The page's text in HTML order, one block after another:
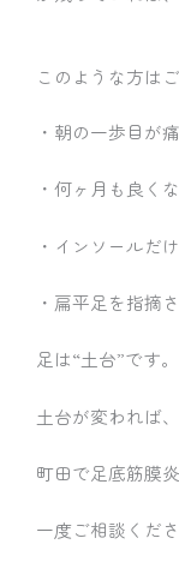
このような方は
・朝の一歩目が
・何ヶ月も良く
・インソールだ
・扁平足を指摘
足は“土台”です。
土台が変われば
町田で足底筋膜
一度ご相談くださ